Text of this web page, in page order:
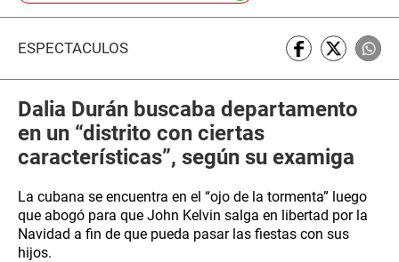
ESPECTÁCULOS
Dalia Durán buscaba departamento
en un “distrito con ciertas
características”, según su examiga
La cubana se encuentra en el “ojo de la tormenta” luego
que abogó para que John Kelvin salga en libertad por la
Navidad a fin de que pueda pasar las fiestas con sus
hijos.